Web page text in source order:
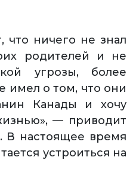
что ничего не знал
родителей и не
угрозы, более
имел о том, что они
Канады и хочу
— приводит
В настоящее время
устроиться на